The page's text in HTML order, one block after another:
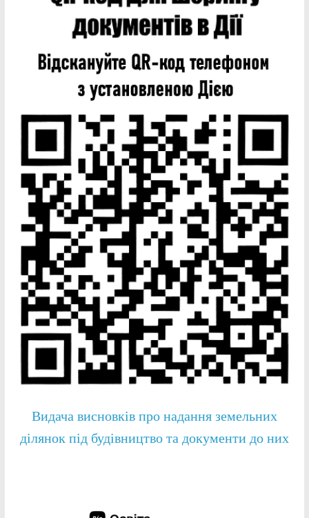
Видача висновків про надання земельних
ділянок під будівництво та документи до них